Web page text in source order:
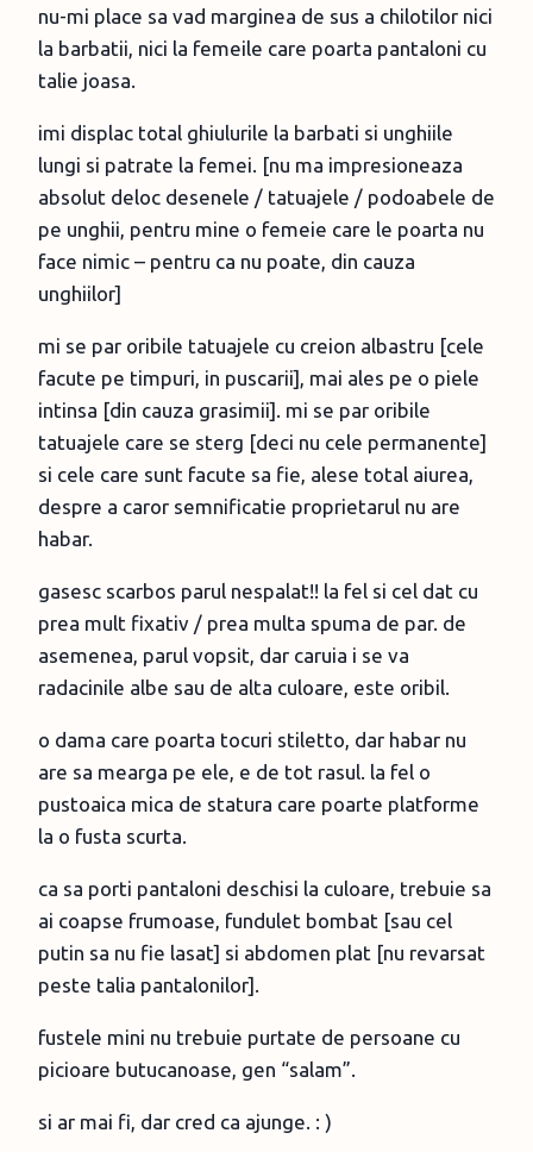
nu-mi place sa vad marginea de sus a chilotilor nici
la barbatii, nici la femeile care poarta pantaloni cu
talie joasa.
imi displac total ghiulurile la barbati si unghiile
lungi si patrate la femei. [nu ma impresioneaza
absolut deloc desenele / tatuajele / podoabele de
pe unghii, pentru mine o femeie care le poarta nu
face nimic – pentru ca nu poate, din cauza
unghiilor]
mi se par oribile tatuajele cu creion albastru [cele
facute pe timpuri, in puscarii], mai ales pe o piele
intinsa [din cauza grasimii]. mi se par oribile
tatuajele care se sterg [deci nu cele permanente]
si cele care sunt facute sa fie, alese total aiurea,
despre a caror semnificatie proprietarul nu are
habar.
gasesc scarbos parul nespalat!! la fel si cel dat cu
prea mult fixativ / prea multa spuma de par. de
asemenea, parul vopsit, dar caruia i se va
radacinile albe sau de alta culoare, este oribil.
o dama care poarta tocuri stiletto, dar habar nu
are sa mearga pe ele, e de tot rasul. la fel o
pustoaica mica de statura care poarte platforme
la o fusta scurta.
ca sa porti pantaloni deschisi la culoare, trebuie sa
ai coapse frumoase, fundulet bombat [sau cel
putin sa nu fie lasat] si abdomen plat [nu revarsat
peste talia pantalonilor].
fustele mini nu trebuie purtate de persoane cu
picioare butucanoase, gen “salam”.
si ar mai fi, dar cred ca ajunge. : )